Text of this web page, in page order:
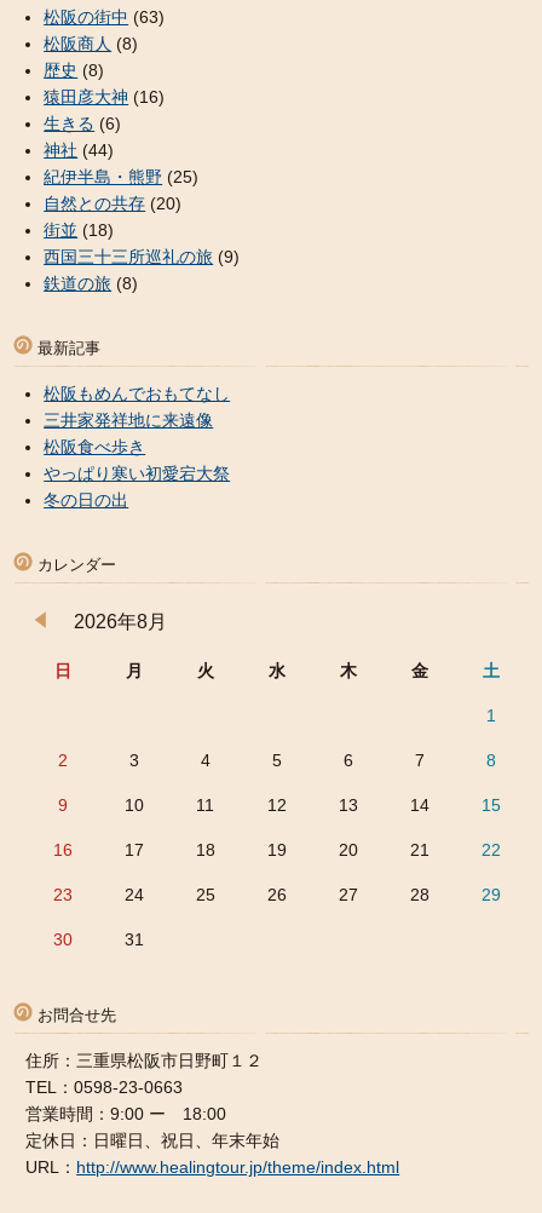
松阪の街中 (63)
松阪商人 (8)
歴史 (8)
猿田彦大神 (16)
生きる (6)
神社 (44)
紀伊半島・熊野 (25)
自然との共存 (20)
街並 (18)
西国三十三所巡礼の旅 (9)
鉄道の旅 (8)
最新記事
松阪もめんでおもてなし
三井家発祥地に来遠像
松阪食べ歩き
やっぱり寒い初愛宕大祭
冬の日の出
カレンダー
2026年8月
日 月 火 水 木 金 土
1
2 3 4 5 6 7 8
9 10 11 12 13 14 15
16 17 18 19 20 21 22
23 24 25 26 27 28 29
30 31
お問合せ先
住所：三重県松阪市日野町１２
TEL：0598-23-0663
営業時間：9:00 ー 18:00
定休日：日曜日、祝日、年末年始
URL： http://www.healingtour.jp/theme/index.html